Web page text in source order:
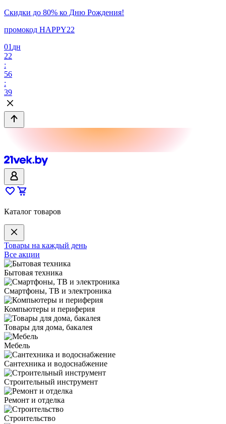
Скидки до 80% ко Дню Рождения!
промокод HAPPY22
01 дн
22
:
56
:
39
Каталог товаров
Товары на каждый день
Все акции
Бытовая техника
Смартфоны, ТВ и электроника
Компьютеры и периферия
Товары для дома, бакалея
Мебель
Сантехника и водоснабжение
Строительный инструмент
Ремонт и отделка
Строительство